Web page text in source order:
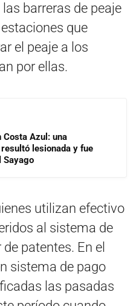
barreras de peaje
que
el peaje a los
por ellas.
Costa Azul: una
lesionada y fue
Sayago
utilizan efectivo
al sistema de
patentes. En el
sistema de pago
las pasadas